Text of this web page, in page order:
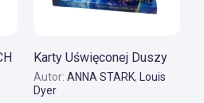
Karty Uświęconej Duszy
Autor: ANNA STARK,
Louis
Dyer